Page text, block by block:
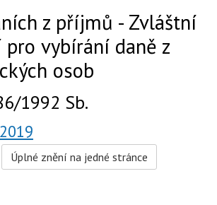
z příjmů - Zvláštní
vybírání daně z
osob
1992 Sb.
Úplné znění na jedné stránce